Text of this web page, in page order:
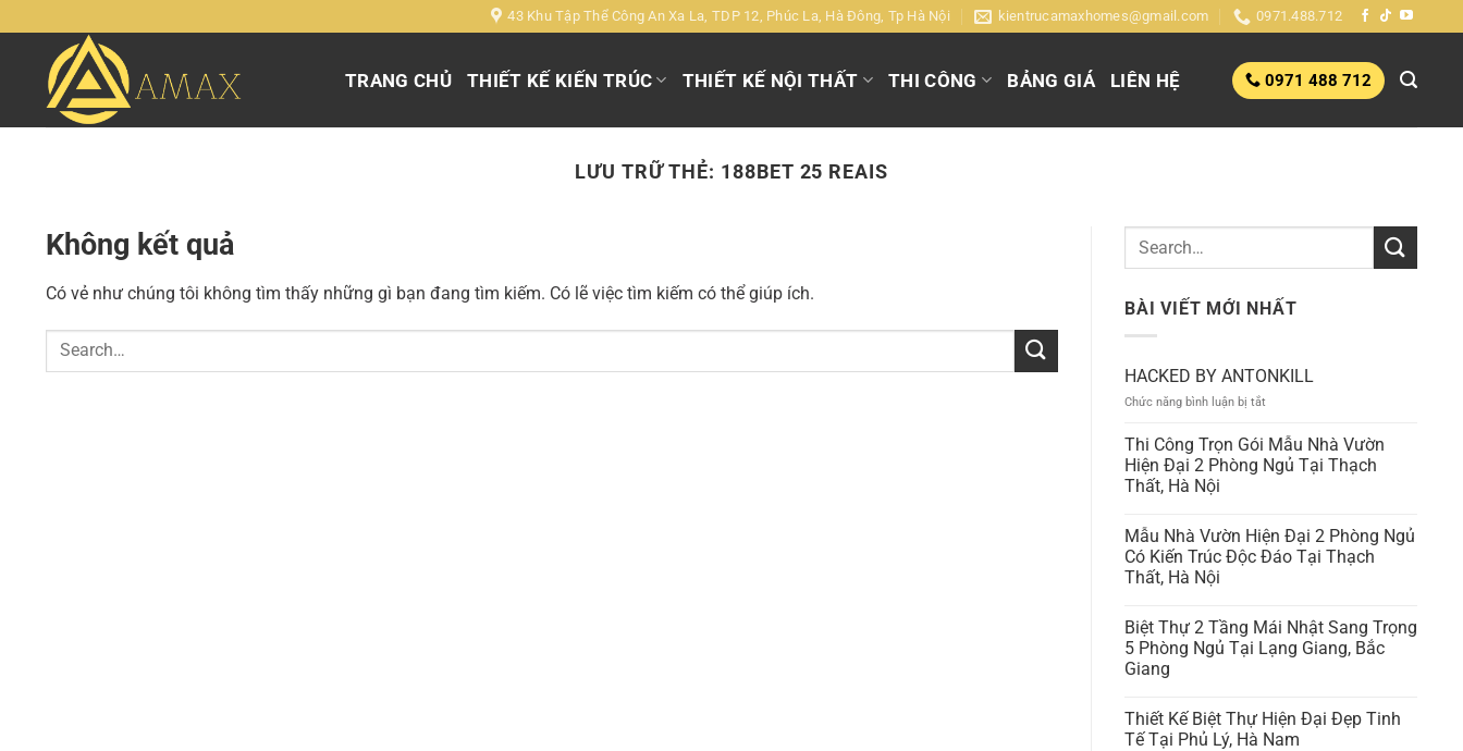
đến
43 Khu Tập Thể Công An Xa La, TDP 12, Phúc La, Hà Đông, Tp Hà Nội kientrucamaxhomes@gmail.com 0971.488.712
TRANG CHỦ THIẾT KẾ KIẾN TRÚC THIẾT KẾ NỘI THẤT THI CÔNG BẢNG GIÁ LIÊN HỆ 0971 488 712
LƯU TRỮ THẺ: 188BET 25 REAIS
Không kết quả
Có vẻ như chúng tôi không tìm thấy những gì bạn đang tìm kiếm. Có lẽ việc tìm kiếm có thể giúp ích.
BÀI VIẾT MỚI NHẤT
HACKED BY ANTONKILL
Chức năng bình luận bị tắt
BY
ANTONKILL
Thi Công Trọn Gói Mẫu Nhà Vườn
Hiện Đại 2 Phòng Ngủ Tại Thạch
Thất, Hà Nội
Mẫu Nhà Vườn Hiện Đại 2 Phòng Ngủ
Có Kiến Trúc Độc Đáo Tại Thạch
Thất, Hà Nội
Biệt Thự 2 Tầng Mái Nhật Sang Trọng
5 Phòng Ngủ Tại Lạng Giang, Bắc
Giang
Thiết Kế Biệt Thự Hiện Đại Đẹp Tinh
Tế Tại Phủ Lý, Hà Nam